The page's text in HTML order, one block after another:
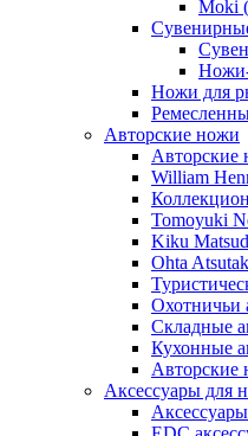
Moki
Ножи для
Авторские ножи
Авторские
William
Tomoyuki
Kiku
Ohta
Охотничьи
Складные
Кухонные
Авторские
Аксессуары для